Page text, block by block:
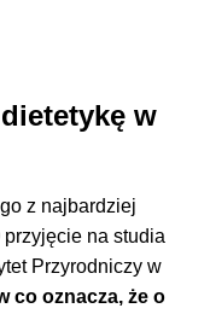
w
z najbardziej
na studia
Przyrodniczy w
co oznacza, że o